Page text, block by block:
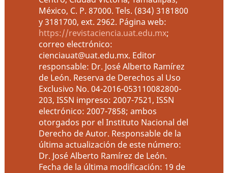
México, C. P. 87000. Tels. (834) 3181800
y 3181700, ext. 2962. Página web:
https://revistaciencia.uat.edu.mx;
correo electrónico:
cienciauat@uat.edu.mx. Editor
responsable: Dr. José Alberto Ramírez
de León. Reserva de Derechos al Uso
Exclusivo No. 04-2016-053110082800-
203, ISSN impreso: 2007-7521, ISSN
electrónico: 2007-7858; ambos
otorgados por el Instituto Nacional del
Derecho de Autor. Responsable de la
última actualización de este número:
Dr. José Alberto Ramírez de León.
Fecha de la última modificación: 19 de